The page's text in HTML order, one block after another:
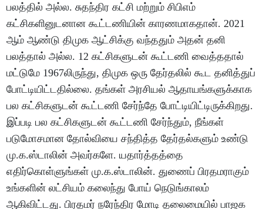
பலத்தில் அல்ல. சுதந்திர கட்சி மற்றும் சிபிஎம்
கட்சிகளினுடனான கூட்டணியின் காரணமாகதான். 2021
ஆம் ஆண்டு திமுக ஆட்சிக்கு வந்ததும் அதன் தனி
பலத்தால் அல்ல. 12 கட்சிகளுடன் கூட்டணி வைத்ததால்
மட்டுமே 1967லிருந்து, திமுக ஒரு தேர்தலில் கூட தனித்துப்
போட்டியிட்டதில்லை. தங்கள் அரசியல் ஆதாயங்களுக்காக
பல கட்சிகளுடன் கூட்டணி சேர்ந்தே போட்டியிட்டிருக்கிறது.
இப்படி பல கட்சிகளுடன் கூட்டணி சேர்ந்தும், நீங்கள்
படுமோசமான தோல்வியை சந்தித்த தேர்தல்களும் உண்டு
மு.க.ஸ்டாலின் அவர்களே. யதார்த்தத்தை
எதிர்கொள்ளுங்கள் மு.க.ஸ்டாலின். துணைப் பிரதமராகும்
உங்களின் லட்சியம் கலைந்து போய் நெடுங்காலம்
ஆகிவிட்டது. பிரதமர் நரேந்திர மோடி தலைமையில் பாஜக